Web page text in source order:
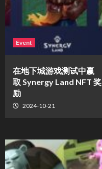
Event
在地下城游戏测试中赢
取 Synergy Land NFT 奖
励
2024-10-21